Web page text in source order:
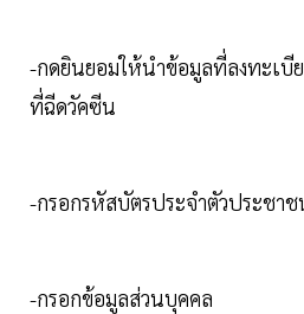
-กดยินยอมให้นำข้อมูลที่ลงทะเบี
ที่ฉีดวัคซีน
-กรอกรหัสบัตรประจำตัวประชา
-กรอกข้อมูลส่วนบุคคล